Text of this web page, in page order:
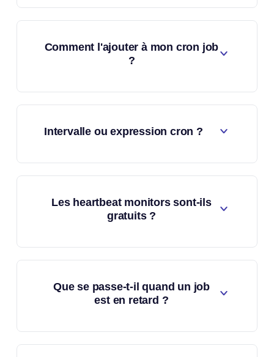
Comment l'ajouter à mon cron job
?
Intervalle ou expression cron ?
Les heartbeat monitors sont-ils
gratuits ?
Que se passe-t-il quand un job
est en retard ?